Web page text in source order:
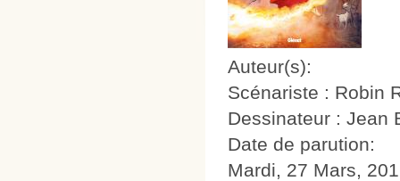
Auteur(s):
Scénariste : Robin
Dessinateur : Jean
Date de parution:
Mardi, 27 Mars,